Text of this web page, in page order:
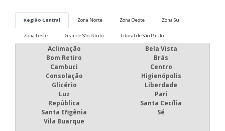
Região Central Zona Norte Zona Oeste Zona Sul
Zona Leste Grande São Paulo Litoral de São Paulo
Aclimação
Bela Vista
Bom Retiro
Brás
Cambuci
Centro
Consolação
Higienópolis
Glicério
Liberdade
Luz
Pari
República
Santa Cecília
Santa Efigênia
Sé
Vila Buarque